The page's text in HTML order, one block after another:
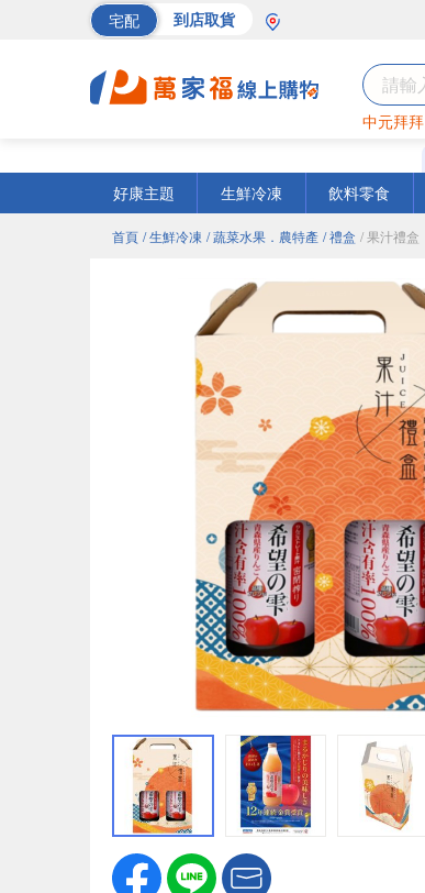
宅配 到店取貨
中元拜拜
好康主題
生鮮冷凍 飲料零食
首頁 / 生鮮冷凍 / 蔬菜水果．農特產 / 禮盒 / 果汁禮盒